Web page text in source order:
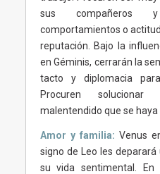
sus compañeros
comportamientos o
reputación. Bajo la
en Géminis, cerrarán la
tacto y diplomacia
Procuren
malentendido que se haya
Amor y familia: Venus
signo de Leo les
su vida sentimental. En